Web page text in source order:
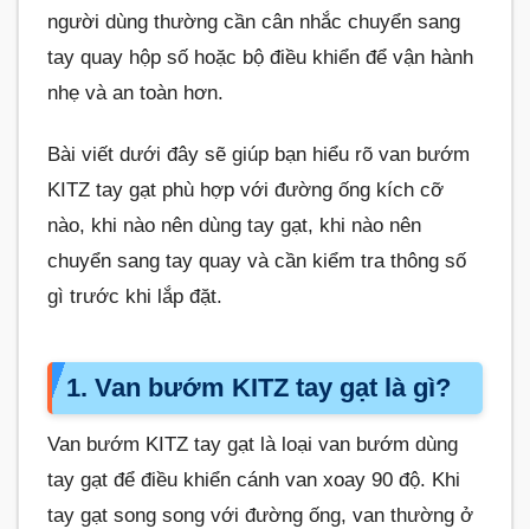
người dùng thường cần cân nhắc chuyển sang
tay quay hộp số hoặc bộ điều khiển để vận hành
nhẹ và an toàn hơn.
Bài viết dưới đây sẽ giúp bạn hiểu rõ van bướm
KITZ tay gạt phù hợp với đường ống kích cỡ
nào, khi nào nên dùng tay gạt, khi nào nên
chuyển sang tay quay và cần kiểm tra thông số
gì trước khi lắp đặt.
1. Van bướm KITZ tay gạt là gì?
Van bướm KITZ tay gạt là loại van bướm dùng
tay gạt để điều khiển cánh van xoay 90 độ. Khi
tay gạt song song với đường ống, van thường ở